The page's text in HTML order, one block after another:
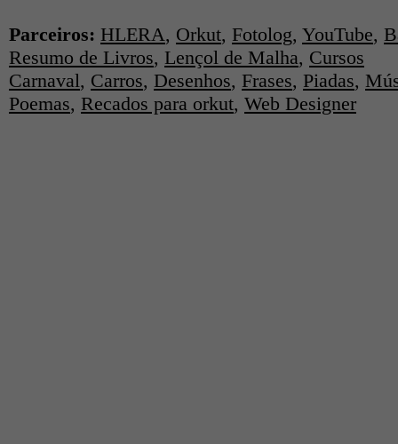
Parceiros: HLERA, Orkut, Fotolog, YouTube,
Resumo de Livros, Lençol de Malha, Cursos
Carnaval, Carros, Desenhos, Frases, Piadas,
Poemas, Recados para orkut, Web Designer